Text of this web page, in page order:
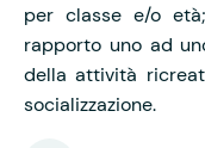
per classe e/o
rapporto uno ad
della attività
socializzazione.